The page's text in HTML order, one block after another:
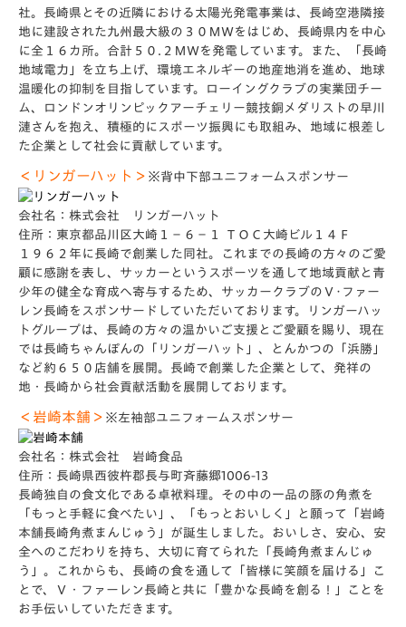
社。長崎県とその近隣における太陽光発電事業は、長崎空港隣接
地に建設された九州最大級の３０ＭＷをはじめ、長崎県内を中心
に全１６カ所。合計５０.２ＭＷを発電しています。また、「長崎
地域電力」を立ち上げ、環境エネルギーの地産地消を進め、地球
温暖化の抑制を目指しています。ローイングクラブの実業団チー
ム、ロンドンオリンピックアーチェリー競技銅メダリストの早川
漣さんを抱え、積極的にスポーツ振興にも取組み、地域に根差し
た企業として社会に貢献しています。
＜リンガーハット＞ ※背中下部ユニフォームスポンサー
会社名：株式会社 リンガーハット
住所：東京都品川区大崎１－６－１ ＴＯＣ大崎ビル１４Ｆ
１９６２年に長崎で創業した同社。これまでの長崎の方々のご愛
顧に感謝を表し、サッカーというスポーツを通して地域貢献と青
少年の健全な育成へ寄与するため、サッカークラブのＶ･ファー
レン長崎をスポンサードしていただいております。リンガーハッ
トグループは、長崎の方々の温かいご支援とご愛顧を賜り、現在
では長崎ちゃんぽんの「リンガーハット」、とんかつの「浜勝」
など約６５０店舗を展開。長崎で創業した企業として、発祥の
地・長崎から社会貢献活動を展開しております。
＜岩崎本舗＞ ※左袖部ユニフォームスポンサー
会社名：株式会社 岩崎食品
住所：長崎県西彼杵郡長与町斉藤郷1006-13
長崎独自の食文化である卓袱料理。その中の一品の豚の角煮を
「もっと手軽に食べたい」、「もっとおいしく」と願って「岩崎
本舗長崎角煮まんじゅう」が誕生しました。おいしさ、安心、安
全へのこだわりを持ち、大切に育てられた「長崎角煮まんじゅ
う」。これからも、長崎の食を通して「皆様に笑顔を届ける」こ
とで、Ｖ・ファーレン長崎と共に「豊かな長崎を創る！」ことを
お手伝いしていただきます。